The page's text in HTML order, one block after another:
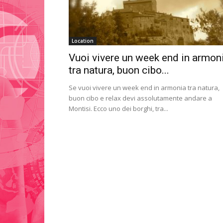
Location
Vuoi vivere un week end in
tra natura, buon cibo...
Se vuoi vivere un week end in armonia tra natura,
buon cibo e relax devi assolutamente andare a
Montisi. Ecco uno dei borghi, tra...